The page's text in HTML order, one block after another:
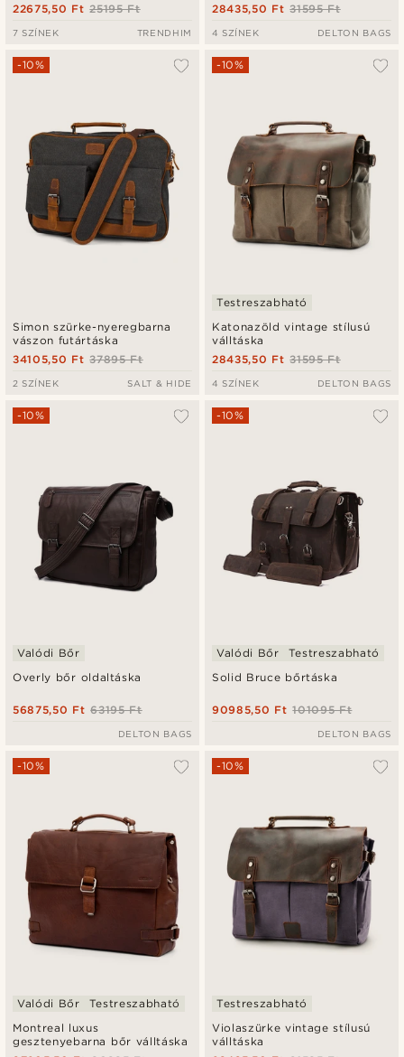
25195 Ft
22675,50 Ft
7 SZÍNEK TRENDHIM
31595 Ft
28435,50 Ft
4 SZÍNEK DELTON BAGS
Simon szürke-nyeregbarna
vászon futártáska
-10%
37895 Ft
34105,50 Ft
2 SZÍNEK SALT & HIDE
Katonazöld vintage stílusú
válltáska
-10%
Testreszabható
31595 Ft
28435,50 Ft
4 SZÍNEK DELTON BAGS
Overly bőr oldaltáska
-10%
Valódi Bőr
63195 Ft
56875,50 Ft
DELTON BAGS
Solid Bruce bőrtáska
-10%
Valódi Bőr Testreszabható
101095 Ft
90985,50 Ft
DELTON BAGS
Montreal luxus
gesztenyebarna bőr válltáska
-10%
Valódi Bőr Testreszabható
Violaszürke vintage stílusú
válltáska
-10%
Testreszabható